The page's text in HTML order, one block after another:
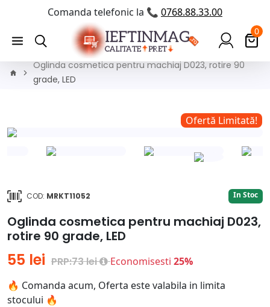
Comanda telefonic la 📞 0768.88.33.00
0
Oglinda cosmetica pentru machiaj D023, rotire 90
grade, LED
Ofertă Limitată!
COD: MRKT11052 In Stoc
Oglinda cosmetica pentru machiaj D023,
rotire 90 grade, LED
55 lei PRP:73 lei Economisesti 25%
🔥 Comanda acum, Oferta este valabila in limita
stocului 🔥